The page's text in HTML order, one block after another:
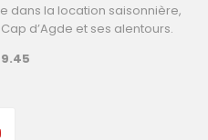
dans la location saisonnière,
d’Agde et ses alentours.